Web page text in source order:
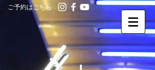
ご予約はこちら